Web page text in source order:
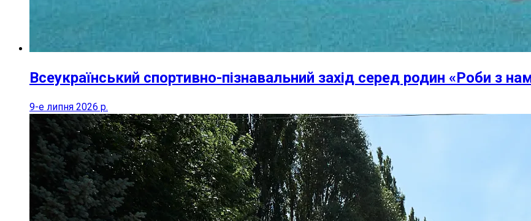
Всеукраїнський спортивно-пізнавальний захід серед родин «Роби з
9-е липня 2026 р.